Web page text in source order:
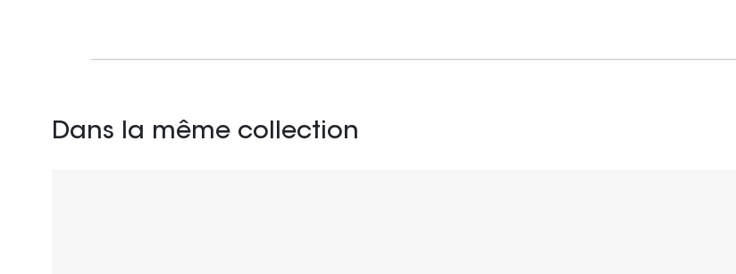
Dans la même collection